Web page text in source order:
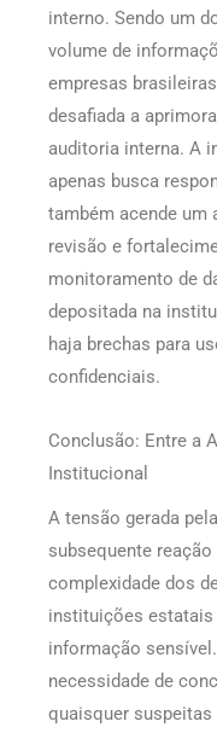
interno. Sendo um
volume de
empresas
desafiada a
auditoria interna. A
apenas busca
também acende um
revisão e
monitoramento de
depositada na
haja brechas para
confidenciais.
Conclusão: Entre a
Institucional
A tensão gerada
subsequente
complexidade dos
instituições
informação
necessidade de
quaisquer